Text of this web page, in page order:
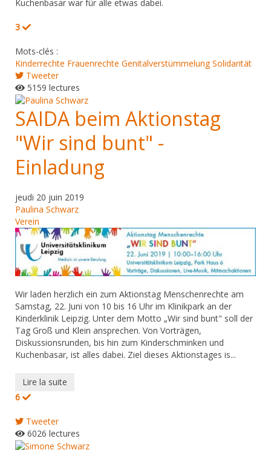
Kuchenbasar war für alle etwas dabei.
3
Mots-clés :
Kinderrechte Frauenrechte Genitalverstümmelung Solidarität
Tweeter
5159 lectures
SAIDA beim Aktionstag
"Wir sind bunt" -
Einladung
jeudi 20 juin 2019
Paulina Schwarz
Verein
Wir laden herzlich ein zum Aktionstag Menschenrechte am
Samstag, 22. Juni von 10 bis 16 Uhr im Klinikpark an der
Kinderklinik Leipzig. Unter dem Motto „Wir sind bunt" soll der
Tag Groß und Klein ansprechen. Von Vorträgen,
Diskussionsrunden, bis hin zum Kinderschminken und
Kuchenbasar, ist alles dabei. Ziel dieses Aktionstages is...
Lire la suite
6
Tweeter
6026 lectures